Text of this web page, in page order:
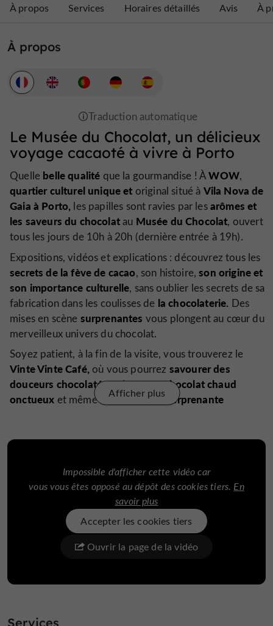
À propos Services Horaires détaillés Avis À
À propos
Le Musée du Chocolat, un délicieux
voyage cacaoté à vivre à Porto
Quelle belle qualité que la gourmandise ! ÀWOW,
quartier culturel unique et original situé à Vila Nova de
Gaia à Porto, les papilles sont ravies par lesarômes et
les saveurs du chocolatau Musée du Chocolat, ouvert
tous les jours de 10h à 20h (dernière entrée à 19h).
Expositions, vidéos et explications : découvrez tous les
secrets de la fève de cacao, son histoire,son origine et
son importance culturelle, sans oublier les secrets de sa
fabrication dans les coulisses de la chocolaterie. Des
mises en scène surprenantes vous plongent au cœur du
merveilleux univers du chocolat.
Soyez patient, à la fin de la visite, vous trouverez le
Vinte Vinte Café,où vous pourrez savourer des
douceurs chocolatées,siroter unchocolat chaud
onctueux et même découvrir une
surprenante
Les plus curieux seront ravis de poursuivre leur visite
par les musées et l'exposition temporaire WOW, où des
espaces de restauration permettent de faire une pause
pendant la journée.
Palais Rose
L'histoire du chocolat
La région de Porto à travers les âges
Afficher plus
Impossible d'afficher cette vidéo car
vous vous êtes opposé au dépôt des cookies tiers. En
savoir plus
Accepter les cookies tiers
Ouvrir la page de la vidéo
Services